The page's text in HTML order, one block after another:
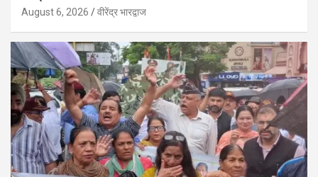
August 6, 2026 वीरेंद्र भारद्वाज